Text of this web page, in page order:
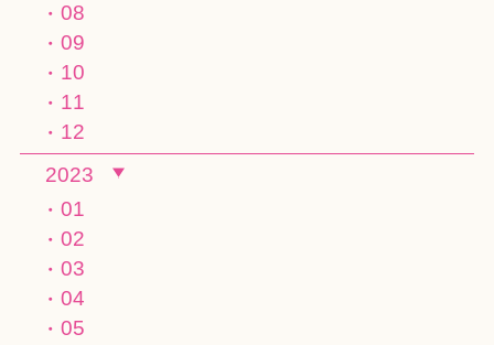
08
09
10
11
12
2023
01
02
03
04
05